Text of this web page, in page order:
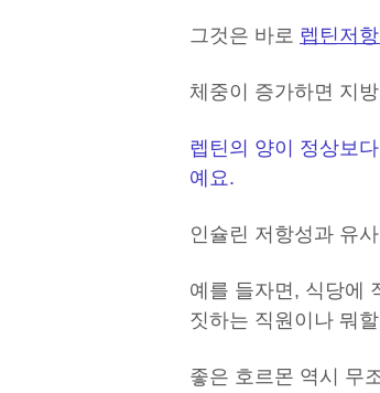
그것은 바로 렙틴저
체중이 증가하면 지
렙틴의 양이 정상보
예요.
인슐린 저항성과 유
예를 들자면, 식당에
짓하는 직원이나 뭐
좋은 호르몬 역시 무